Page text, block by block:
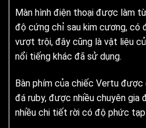
Màn hình điện thoại được làm
độ cứng chỉ sau kim cương, có
vượt trội, đây cũng là vật liệu
nổi tiếng khác đã sử dụng.
Bàn phím của chiếc Vertu
đá ruby, được nhiều chuyên gia
nhiều chi tiết rời có độ phức tạp